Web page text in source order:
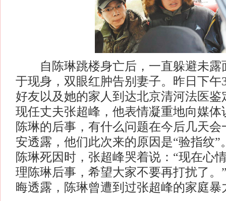
自陈琳跳楼身亡后，一直躲避未露
于现身，双眼红肿告别妻子。昨日下午
好友以及她的家人到达北京清河法医鉴
现任丈夫张超峰，他表情凝重地向媒体
陈琳的后事，有什么问题在今后几天
安透露，他们此次来的原因是“验指纹”
陈琳死因时，张超峰哭着说：“现在心
理陈琳后事，希望大家不要再打扰了。
晦透露，陈琳曾遭到过张超峰的家庭暴